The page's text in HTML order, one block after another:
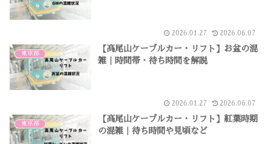
2026.01.27 2026.06.07
東京都
【高尾山ケーブルカー・リフト】お盆の混
雑｜時間帯・待ち時間を解説
2026.01.27 2026.06.07
東京都
【高尾山ケーブルカー・リフト】紅葉時期
の混雑｜待ち時間や見頃など